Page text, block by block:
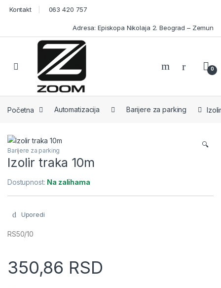
Skip to navigation
Skip to content
Kontakt 063 420 757
Adresa: Episkopa Nikolaja 2. Beograd – Zemun
Open 0
Početna Automatizacija Barijere za parking
🔍
Barijere za parking
Izolir traka 10m
Dostupnost: Na zalihama
Uporedi
RS50/10
350,86 RSD